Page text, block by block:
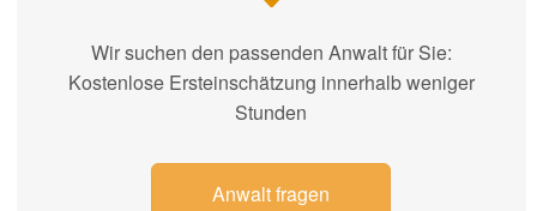
Wir suchen den passenden Anwalt für Sie:
Kostenlose Ersteinschätzung innerhalb weniger
Stunden
Anwalt fragen